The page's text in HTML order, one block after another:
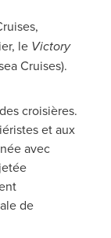
le Victory
Cruises).
croisières.
et aux
avec
de